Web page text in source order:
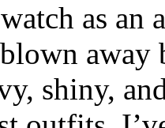
as an
away
shiny,